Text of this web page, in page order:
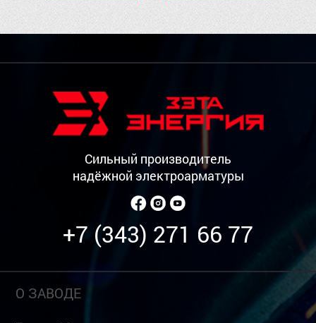
Сильный производитель
надёжной электроарматуры
+7 (343) 271 66 77
О ЗАВОДЕ